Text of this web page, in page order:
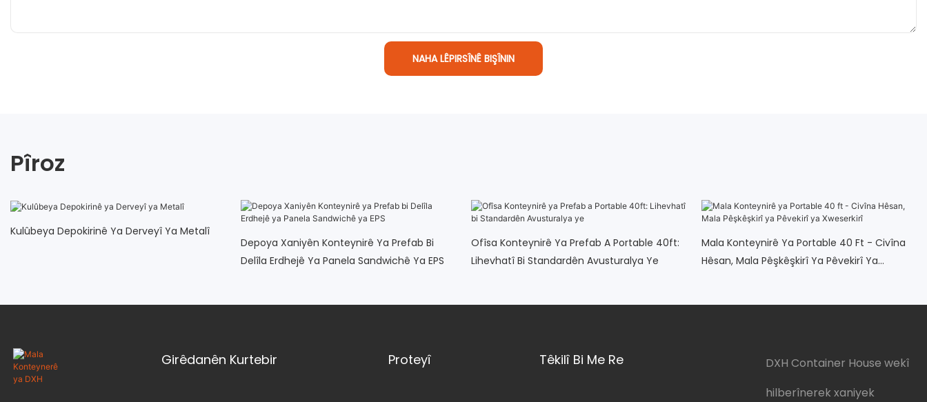
NAHA LÊPIRSÎNÊ BIŞÎNIN
Pîroz
Kulûbeya Depokirinê Ya Derveyî Ya Metalî
Depoya Xaniyên Konteynirê Ya Prefab Bi
Delîla Erdhejê Ya Panela Sandwichê Ya EPS
Ofîsa Konteynirê Ya Prefab A Portable 40ft:
Lihevhatî Bi Standardên Avusturalya Ye
Mala Konteynirê Ya Portable 40 Ft - Civîna
Hêsan, Mala Pêşkêşkirî Ya Pêvekirî Ya
Girêdanên Kurtebir Proteyî Têkilî Bi Me Re
DXH Container House wekî
hilberînerek xaniyek